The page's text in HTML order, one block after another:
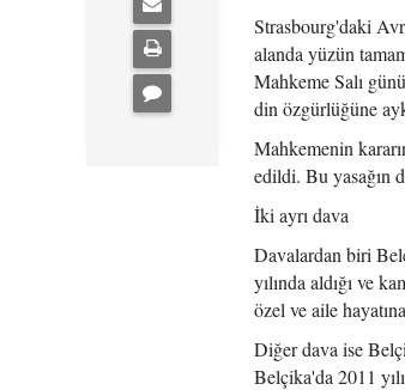
Strasbourg'daki
alanda yüzün
Mahkeme Salı
din özgürlüğüne
Mahkemenin
edildi. Bu yasağın
İki ayrı dava
Davalardan biri
yılında aldığı ve
özel ve aile
Diğer dava ise
Belçika'da 2011